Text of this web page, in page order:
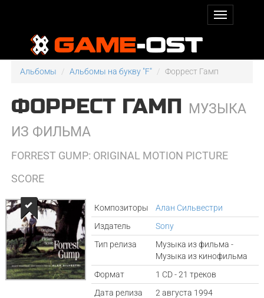
Альбомы Альбомы на букву "F" Форрест Гамп
ФОРРЕСТ ГАМП МУЗЫКА
ИЗ ФИЛЬМА
FORREST GUMP: ORIGINAL MOTION PICTURE
SCORE
Композиторы
Алан Сильвестри
Издатель
Sony
Тип релиза
Музыка из фильма -
Музыка из кинофильма
Формат
1 CD - 21 треков
Дата релиза
2 августа 1994